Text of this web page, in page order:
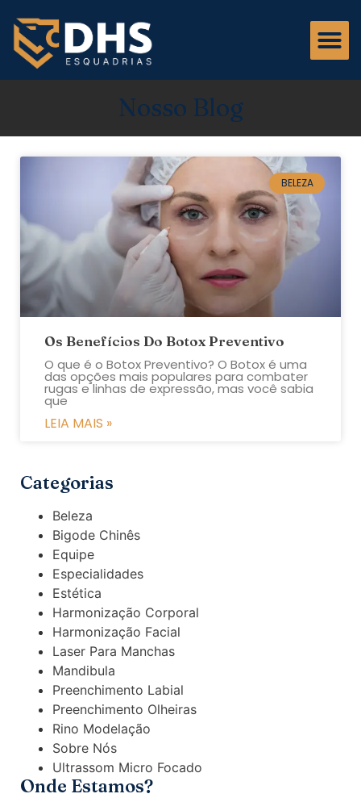
Nosso Blog
BELEZA
Os Benefícios Do Botox Preventivo
O que é o Botox Preventivo? O Botox é uma
das opções mais populares para combater
rugas e linhas de expressão, mas você sabia
que
LEIA MAIS »
Categorias
Beleza
Bigode Chinês
Equipe
Especialidades
Estética
Harmonização Corporal
Harmonização Facial
Laser Para Manchas
Mandibula
Preenchimento Labial
Preenchimento Olheiras
Rino Modelação
Sobre Nós
Ultrassom Micro Focado
Onde Estamos?